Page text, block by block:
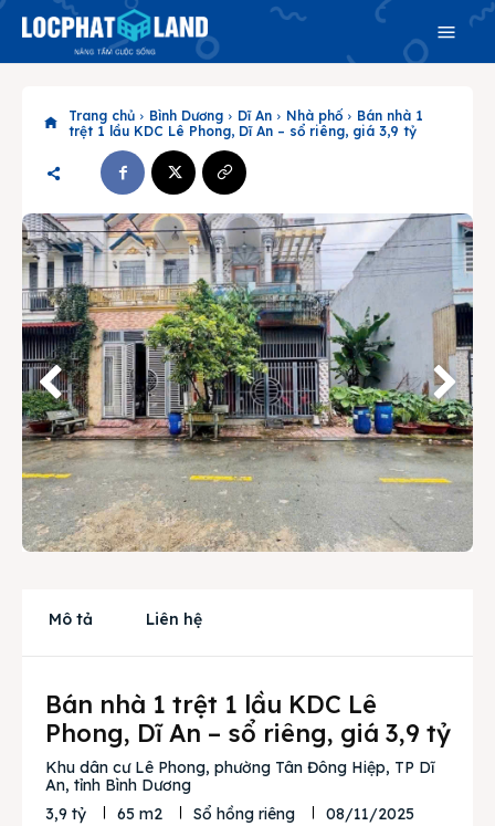
Search
Search
Phiên bản cập nhật V3
& tìm kiếm nhanh chóng hơn
Trang chủ
Dự án
Mua bán
Cho thuê
Liên hệ
Search
Trang chủ Bình Dương Dĩ An Nhà phố
Bán nhà 1
trệt 1 lầu KDC Lê Phong, Dĩ An – sổ riêng, giá 3,9 tỷ
Mô tả Liên hệ
Bán nhà 1 trệt 1 lầu KDC Lê
Phong, Dĩ An – sổ riêng, giá 3,9 tỷ
Khu dân cư Lê Phong, phường Tân Đông Hiệp, TP Dĩ
An, tỉnh Bình Dương
3,9 tỷ
65 m2 Sổ hồng riêng 08/11/2025